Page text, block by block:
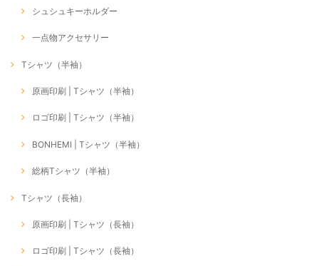
シュシュキーホルダー
一点物アクセサリー
Tシャツ（半袖）
原画印刷 | Tシャツ（半袖）
ロゴ印刷 | Tシャツ（半袖）
BONHEMI | Tシャツ（半袖）
総柄Tシャツ（半袖）
Tシャツ（長袖）
原画印刷 | Tシャツ（長袖）
ロゴ印刷 | Tシャツ（長袖）